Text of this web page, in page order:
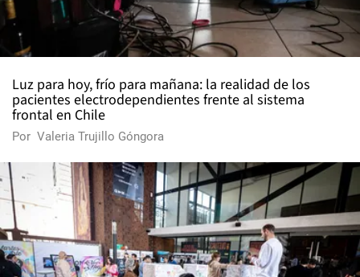
Luz para hoy, frío para mañana: la realidad de los
pacientes electrodependientes frente al sistema
frontal en Chile
Por Valeria Trujillo Góngora